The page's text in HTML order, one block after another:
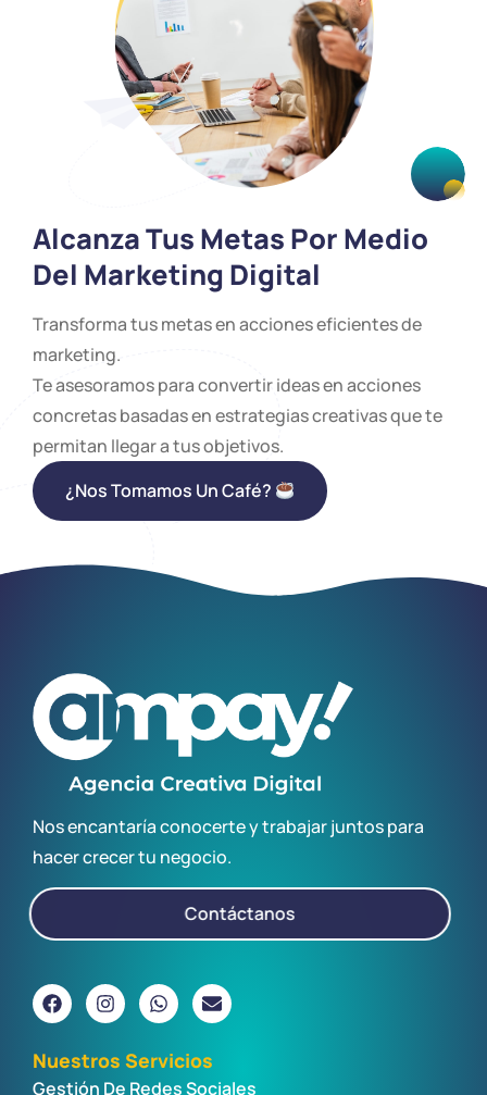
Alcanza Tus Metas Por Medio
Del Marketing Digital
Transforma tus metas en acciones eficientes de
marketing.
Te asesoramos para convertir ideas en acciones
concretas basadas en estrategias creativas que te
permitan llegar a tus objetivos.
¿Nos Tomamos Un Café?
Nos encantaría conocerte y trabajar juntos para
hacer crecer tu negocio.
Contáctanos
Nuestros Servicios
Gestión De Redes Sociales